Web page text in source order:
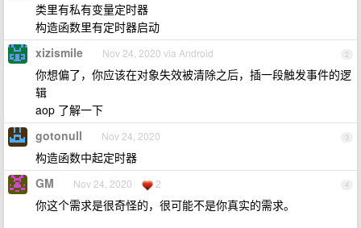
类里有私有变量定时器
构造函数里有定时器启动
2
xizismile Nov 24, 2020 via Android
你想偏了，你应该在对象失效被清除之后，插一段触发事件的逻
辑
aop 了解一下
3
gotonull Nov 24, 2020
构造函数中起定时器
4
GM Nov 24, 2020 2
你这个需求是很奇怪的，很可能不是你真实的需求。